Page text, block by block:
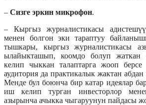
– Сизге эркин микрофон.
– Кыргыз журналистикасы
менен болгон эки тараптуу
тышкары, кыргыз журналистикасы
ылайыкташып, коомдо болуп жаткан
келип чыккан талаптарга жооп
аудитория да практикалык жактан
Менде бул боюнча бир катар идеялар
иш келип турган инвесторлор
азырынча ачыкка чыгаруунун пайдасы